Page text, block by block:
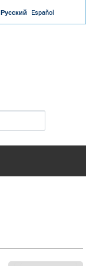
Русский Español